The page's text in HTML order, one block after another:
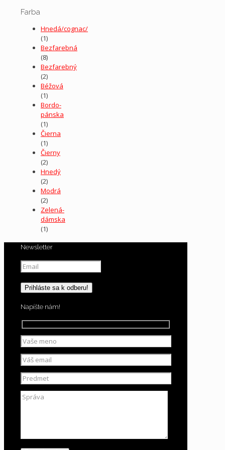
Farba
Hnedá/cognac/
(1)
Bezfarebná
(8)
Bezfarebný
(2)
Béžová
(1)
Bordo-
pánska
(1)
Čierna
(1)
Čierny
(2)
Hnedý
(2)
Modrá
(2)
Zelená-
dámska
(1)
Newsletter
Napíšte nám!